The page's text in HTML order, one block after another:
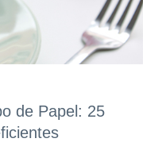
de Papel: 25